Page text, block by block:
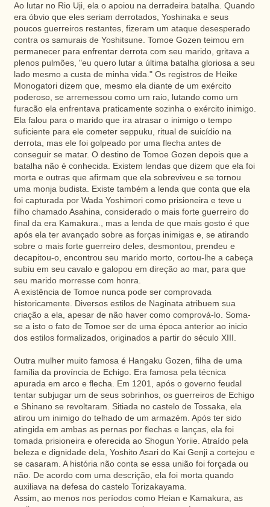
Ao lutar no Rio Uji, ela o apoiou na derradeira batalha. Quando
era óbvio que eles seriam derrotados, Yoshinaka e seus
poucos guerreiros restantes, fizeram um ataque desesperado
contra os samurais de Yoshitsune. Tomoe Gozen teimou em
permanecer para enfrentar derrota com seu marido, gritava a
plenos pulmões, "eu quero lutar a última batalha gloriosa a seu
lado mesmo a custa de minha vida." Os registros de Heike
Monogatori dizem que, mesmo ela diante de um exército
poderoso, se arremessou como um raio, lutando como um
furacão ela enfrentava praticamente sozinha o exército inimigo.
Ela falou para o marido que ira atrasar o inimigo o tempo
suficiente para ele cometer seppuku, ritual de suicídio na
derrota, mas ele foi golpeado por uma flecha antes de
conseguir se matar. O destino de Tomoe Gozen depois que a
batalha não é conhecida. Existem lendas que dizem que ela foi
morta e outras que afirmam que ela sobreviveu e se tornou
uma monja budista. Existe também a lenda que conta que ela
foi capturada por Wada Yoshimori como prisioneira e teve u
filho chamado Asahina, considerado o mais forte guerreiro do
final da era Kamakura., mas a lenda de que mais gosto é que
após ela ter avançado sobre as forças inimigas e, se atirando
sobre o mais forte guerreiro deles, desmontou, prendeu e
decapitou-o, encontrou seu marido morto, cortou-lhe a cabeça
subiu em seu cavalo e galopou em direção ao mar, para que
seu marido morresse com honra.
A existência de Tomoe nunca pode ser comprovada
historicamente. Diversos estilos de Naginata atribuem sua
criação a ela, apesar de não haver como comprová-lo. Soma-
se a isto o fato de Tomoe ser de uma época anterior ao inicio
dos estilos formalizados, originados a partir do século XIII.
Outra mulher muito famosa é Hangaku Gozen, filha de uma
família da província de Echigo. Era famosa pela técnica
apurada em arco e flecha. Em 1201, após o governo feudal
tentar subjugar um de seus sobrinhos, os guerreiros de Echigo
e Shinano se revoltaram. Sitiada no castelo de Tossaka, ela
atirou um inimigo do telhado de um armazém. Após ter sido
atingida em ambas as pernas por flechas e lanças, ela foi
tomada prisioneira e oferecida ao Shogun Yoriie. Atraído pela
beleza e dignidade dela, Yoshito Asari do Kai Genji a cortejou e
se casaram. A história não conta se essa união foi forçada ou
não. De acordo com uma descrição, ela foi morta quando
auxiliava na defesa do castelo Torizakayama.
Assim, ao menos nos períodos como Heian e Kamakura, as